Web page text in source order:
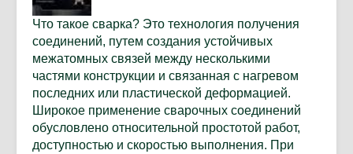
Что такое сварка? Это технология получения
соединений, путем создания устойчивых
межатомных связей между несколькими
частями конструкции и связанная с нагревом
последних или пластической деформацией.
Широкое применение сварочных соединений
обусловлено относительной простотой работ,
доступностью и скоростью выполнения. При